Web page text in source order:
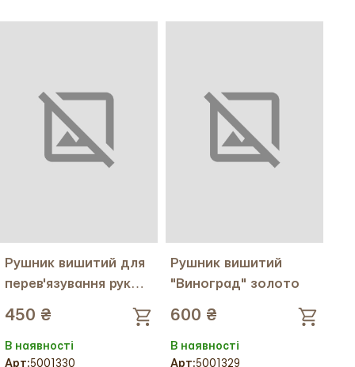
Рушник вишитий для
перев'язування рук
450 ₴
В наявності
Арт:5001330
Рушник вишитий
"Виноград" золото
600 ₴
В наявності
Арт:5001329